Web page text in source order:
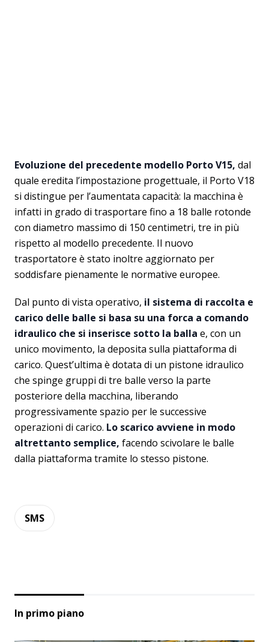
Evoluzione del precedente modello Porto V15, dal
quale eredita l’impostazione progettuale, il Porto V18
si distingue per l’aumentata capacità: la macchina è
infatti in grado di trasportare fino a 18 balle rotonde
con diametro massimo di 150 centimetri, tre in più
rispetto al modello precedente. Il nuovo
trasportatore è stato inoltre aggiornato per
soddisfare pienamente le normative europee.
Dal punto di vista operativo, il sistema di raccolta e
carico delle balle si basa su una forca a comando
idraulico che si inserisce sotto la balla e, con un
unico movimento, la deposita sulla piattaforma di
carico. Quest’ultima è dotata di un pistone idraulico
che spinge gruppi di tre balle verso la parte
posteriore della macchina, liberando
progressivamente spazio per le successive
operazioni di carico. Lo scarico avviene in modo
altrettanto semplice, facendo scivolare le balle
dalla piattaforma tramite lo stesso pistone.
SMS
In primo piano